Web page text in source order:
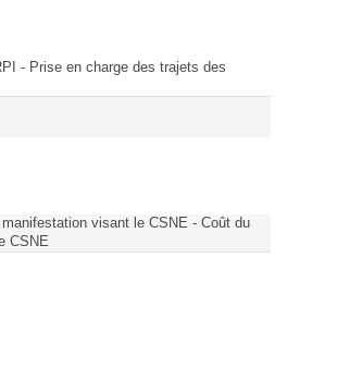
- Prise en charge des trajets des
visant le CSNE - Coût du
CSNE